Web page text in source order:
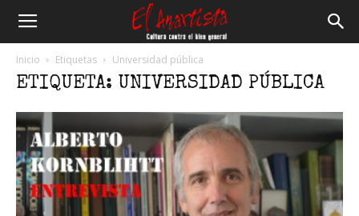
Inicio Etiquetas Universidad pública
ETIQUETA: UNIVERSIDAD PÚBLICA